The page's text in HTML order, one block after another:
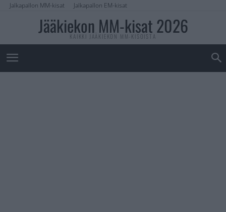
Jalkapallon MM-kisat Jalkapallon EM-kisat
Jääkiekon MM-kisat 2026
KAIKKI JÄÄKIEKON MM-KISOISTA